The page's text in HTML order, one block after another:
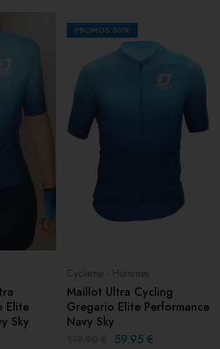
Elite
Sky
PROMOS 50%
Cyclisme - Hommes
Maillot Ultra Cycling
Gregario Elite Performance
Navy Sky
59.95 €